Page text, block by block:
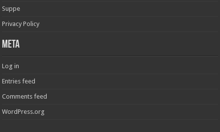
Suppe
Privacy Policy
Meta
Log in
Entries feed
Comments feed
WordPress.org